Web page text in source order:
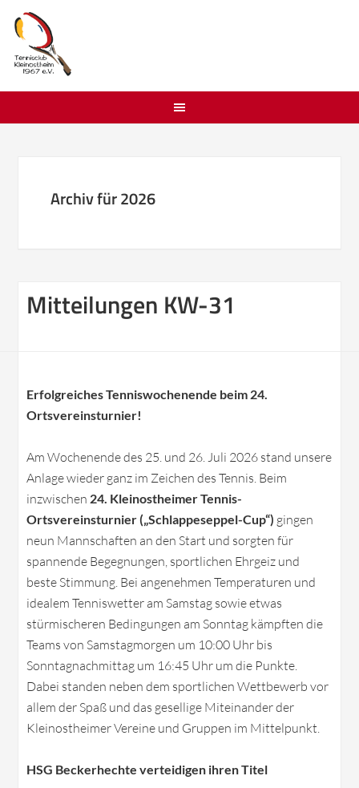
Archiv für 2026
Mitteilungen KW-31
Erfolgreiches Tenniswochenende beim 24.
Ortsvereinsturnier!
Am Wochenende des 25. und 26. Juli 2026 stand unsere
Anlage wieder ganz im Zeichen des Tennis. Beim
inzwischen24. Kleinostheimer Tennis-
Ortsvereinsturnier („Schlappeseppel-Cup“) gingen
neun Mannschaften an den Start und sorgten für
spannende Begegnungen, sportlichen Ehrgeiz und
beste Stimmung. Bei angenehmen Temperaturen und
idealem Tenniswetter am Samstag sowie etwas
stürmischeren Bedingungen am Sonntag kämpften die
Teams von Samstagmorgen um 10:00 Uhr bis
Sonntagnachmittag um 16:45 Uhr um die Punkte.
Dabei standen neben dem sportlichen Wettbewerb vor
allem der Spaß und das gesellige Miteinander der
Kleinostheimer Vereine und Gruppen im Mittelpunkt.
HSG Beckerhechte verteidigen ihren Titel